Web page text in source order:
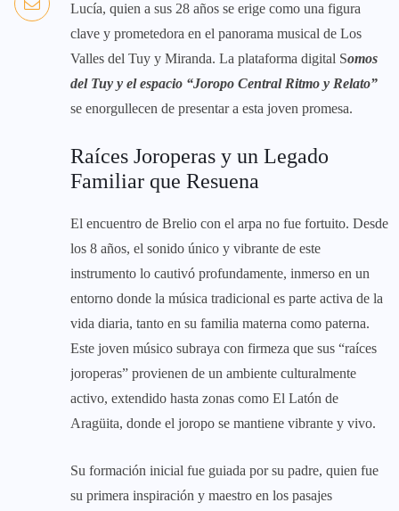
Lucía, quien a sus 28 años se erige como una figura
clave y prometedora en el panorama musical de Los
Valles del Tuy y Miranda. La plataforma digital Somos
del Tuy y el espacio “Joropo Central Ritmo y Relato”
se enorgullecen de presentar a esta joven promesa.
Raíces Joroperas y un Legado
Familiar que Resuena
El encuentro de Brelio con el arpa no fue fortuito. Desde
los 8 años, el sonido único y vibrante de este
instrumento lo cautivó profundamente, inmerso en un
entorno donde la música tradicional es parte activa de la
vida diaria, tanto en su familia materna como paterna.
Este joven músico subraya con firmeza que sus “raíces
joroperas” provienen de un ambiente culturalmente
activo, extendido hasta zonas como El Latón de
Aragüita, donde el joropo se mantiene vibrante y vivo.
Su formación inicial fue guiada por su padre, quien fue
su primera inspiración y maestro en los pasajes